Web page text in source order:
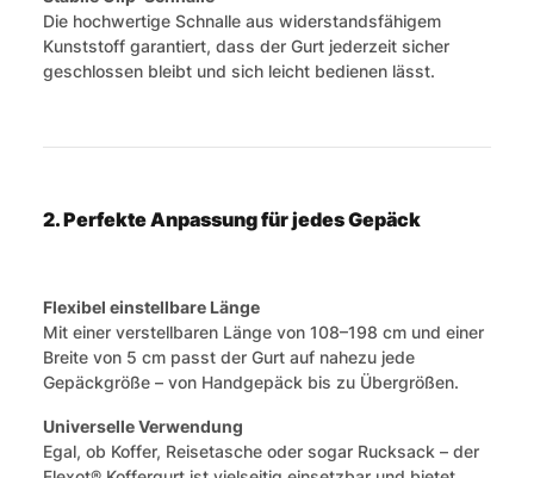
Die hochwertige Schnalle aus widerstandsfähigem
Kunststoff garantiert, dass der Gurt jederzeit sicher
geschlossen bleibt und sich leicht bedienen lässt.
2. Perfekte Anpassung für jedes Gepäck
Flexibel einstellbare Länge
Mit einer verstellbaren Länge von 108–198 cm und einer
Breite von 5 cm passt der Gurt auf nahezu jede
Gepäckgröße – von Handgepäck bis zu Übergrößen.
Universelle Verwendung
Egal, ob Koffer, Reisetasche oder sogar Rucksack – der